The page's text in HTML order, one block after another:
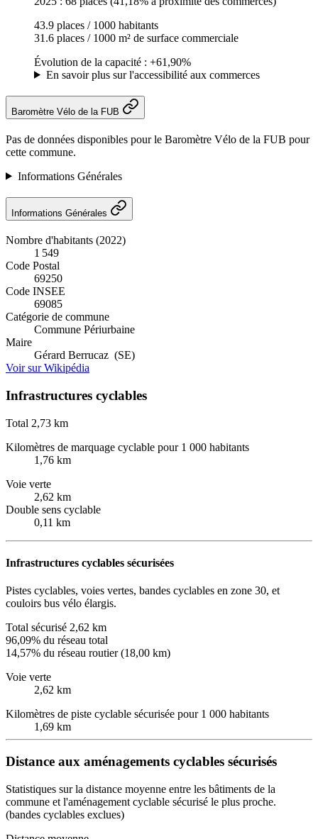
43.9 places / 1000 habitants
31.6 places / 1000 m² de surface commerciale
Évolution de la capacité : +61,90%
En savoir plus sur l'accessibilité aux commerces
Baromètre Vélo de la FUB
Pas de données disponibles pour le Baromètre Vélo de la FUB pour
cette commune.
Informations Générales
Informations Générales
Nombre d'habitants (2022)
1 549
Code Postal
69250
Code INSEE
69085
Catégorie de commune
Commune Périurbaine
Maire
Gérard Berrucaz (SE)
Voir sur Wikipédia
Infrastructures cyclables
Total 2,73 km
Kilomètres de marquage cyclable pour 1 000 habitants
1,76 km
Voie verte
2,62 km
Double sens cyclable
0,11 km
Infrastructures cyclables sécurisées
Pistes cyclables, voies vertes, bandes cyclables en zone 30, et
couloirs bus vélo élargis.
Total sécurisé 2,62 km
96,09% du réseau total
14,57% du réseau routier (18,00 km)
Voie verte
2,62 km
Kilomètres de piste cyclable sécurisée pour 1 000 habitants
1,69 km
Distance aux aménagements cyclables sécurisés
Statistiques sur la distance moyenne entre les bâtiments de la
commune et l'aménagement cyclable sécurisé le plus proche.
(bandes cyclables exclues)